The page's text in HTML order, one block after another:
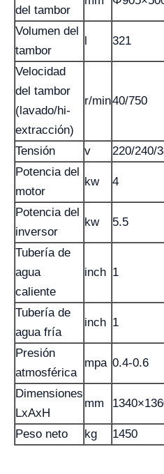
del tambor
Volumen del
tambor
l 321
Velocidad
del tambor
(lavado/hi-
extracción)
r/min40/750
Tensión v 220/240/
Potencia del
motor
kw 4
Potencia del
inversor
kw 5.5
Tubería de
agua
caliente
inch 1
Tubería de
agua fría
inch 1
Presión
atmosférica
mpa 0.4-0.6
Dimensiones
LxAxH
mm
Peso neto kg 1450